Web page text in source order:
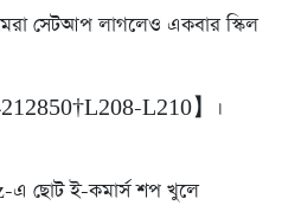
সেটআপ লাগলেও একবার স্কিল
L210】।
এ ছোট ই-কমার্স শপ খুলে